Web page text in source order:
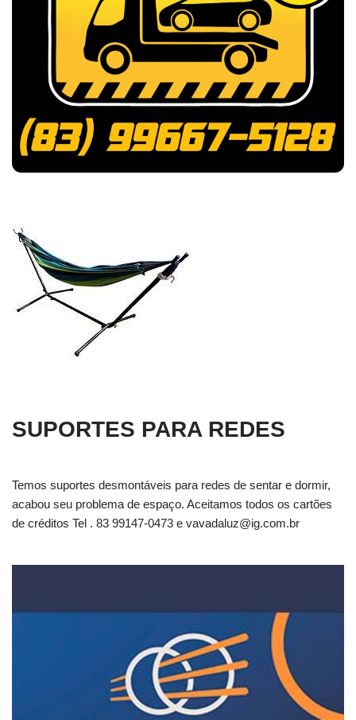
SUPORTES PARA REDES
Temos suportes desmontáveis para redes de sentar e dormir,
acabou seu problema de espaço. Aceitamos todos os cartões
de créditos Tel . 83 99147-0473 e vavadaluz@ig.com.br